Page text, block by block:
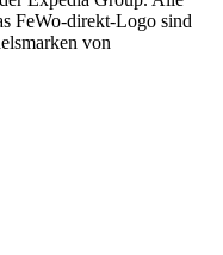
FeWo-direkt-Logo sind
von